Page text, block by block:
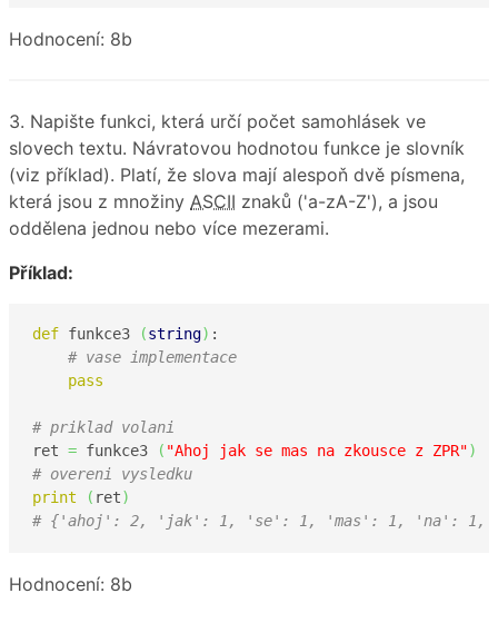
Hodnocení: 8b
3. Napište funkci, která určí počet samohlásek ve
slovech textu. Návratovou hodnotou funkce je slovník
(viz příklad). Platí, že slova mají alespoň dvě písmena,
která jsou z množiny ASCII znaků ('a-zA-Z'), a jsou
oddělena jednou nebo více mezerami.
Příklad:
def funkce3 (string) :
# vase implementace
pass
# priklad volani
ret = funkce3 ( "Ahoj jak se mas na zkousce z ZPR")
# overeni vysledku
print
( ret)
# {'ahoj': 2, 'jak': 1, 'se': 1, 'mas': 1, 'na': 1,
Hodnocení: 8b